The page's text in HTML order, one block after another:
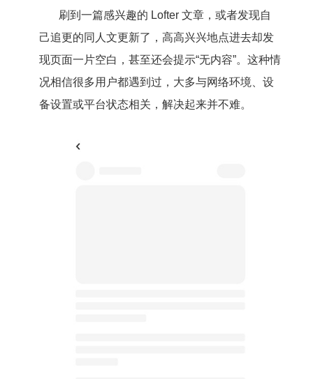
刷到一篇感兴趣的 Lofter 文章，或者发现自
己追更的同人文更新了，高高兴兴地点进去却发
现页面一片空白，甚至还会提示“无内容”。这种情
况相信很多用户都遇到过，大多与网络环境、设
备设置或平台状态相关，解决起来并不难。